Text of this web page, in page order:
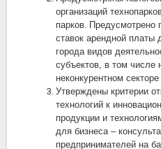
организаций
парков. Предусмотрено
ставок арендной платы
города видов
субъектов, в том числе
неконкурентном
Утверждены критерии
технологий к
продукции и
для бизнеса –
предпринимателей на